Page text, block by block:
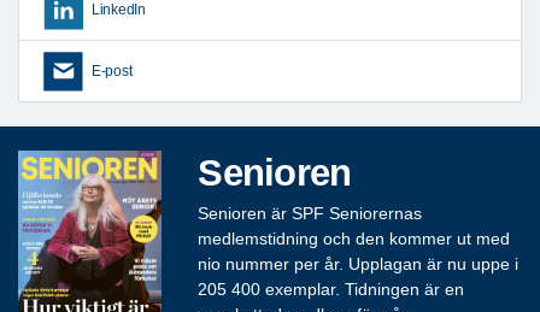
LinkedIn
E-post
Senioren
Senioren är SPF Seniorernas
medlemstidning och den kommer ut med
nio nummer per år. Upplagan är nu uppe i
205 400 exemplar. Tidningen är en